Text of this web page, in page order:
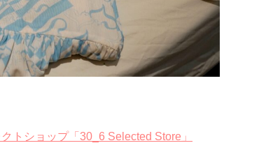
トショップ「30_6 Selected Store」